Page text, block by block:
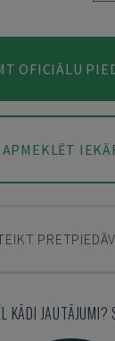
OFICIĀLU
APMEKLĒT
KĀDI